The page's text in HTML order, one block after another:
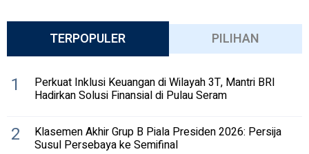
TERPOPULER PILIHAN
1 Perkuat Inklusi Keuangan di Wilayah 3T, Mantri BRI
Hadirkan Solusi Finansial di Pulau Seram
2 Klasemen Akhir Grup B Piala Presiden 2026: Persija
Susul Persebaya ke Semifinal